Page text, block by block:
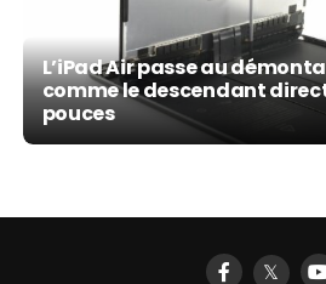
L’iPad Air passe au
comme le descendant direct
pouces
𝕏